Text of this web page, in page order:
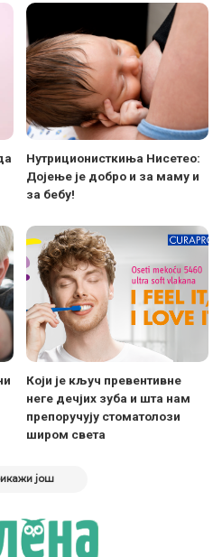
Нутриционисткиња Нисетео:
Дојење је добро и за маму и
за бебу!
Који је кључ превентивне
неге дечјих зуба и шта нам
препоручују стоматолози
широм света
још